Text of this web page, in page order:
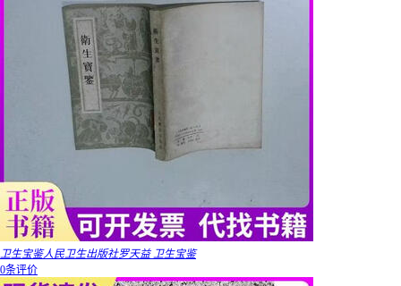
卫生宝鉴人民卫生出版社罗天益 卫生宝鉴
0条评价